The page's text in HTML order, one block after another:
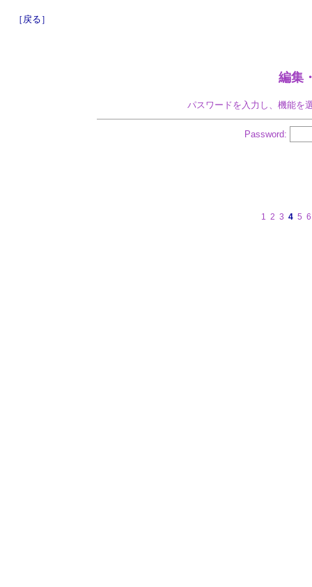
［戻る］
編集
パスワードを入力し、機能を
Password:
1 2 3 4 5 6